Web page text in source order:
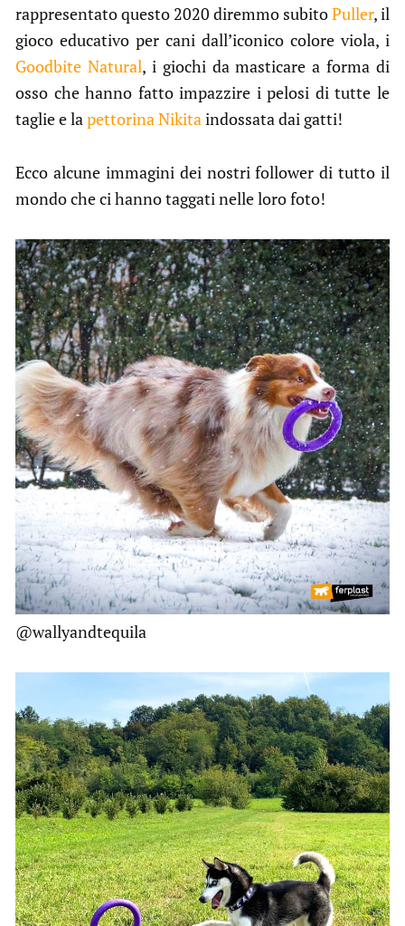
rappresentato questo 2020 diremmo subitoPuller, il
gioco educativo per cani dall’iconico colore viola, i
Goodbite Natural, i giochi da masticare a forma di
osso che hanno fatto impazzire i pelosi di tutte le
taglie e lapettorina Nikitaindossata dai gatti!
Ecco alcune immagini dei nostri follower di tutto il
mondo che ci hanno taggati nelle loro foto!
@wallyandtequila